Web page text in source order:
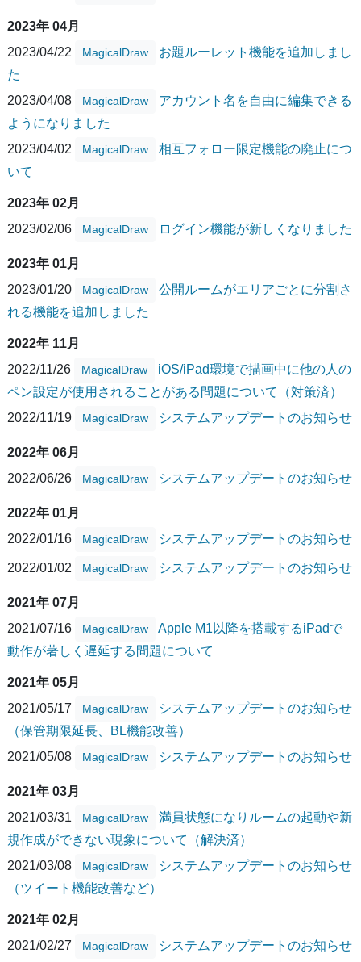
2023年 04月
2023/04/22
MagicalDraw
お題ルーレット機能を追加しまし
た
2023/04/08
MagicalDraw
アカウント名を自由に編集できる
ようになりました
2023/04/02
MagicalDraw
相互フォロー限定機能の廃止につ
いて
2023年 02月
2023/02/06
MagicalDraw ログイン機能が新しくなりました
2023年 01月
2023/01/20
MagicalDraw
公開ルームがエリアごとに分割さ
れる機能を追加しました
2022年 11月
2022/11/26
MagicalDraw
iOS/iPad環境で描画中に他の人の
ペン設定が使用されることがある問題について（対策済）
2022/11/19
MagicalDraw システムアップデートのお知らせ
2022年 06月
2022/06/26
MagicalDraw システムアップデートのお知らせ
2022年 01月
2022/01/16
MagicalDraw システムアップデートのお知らせ
2022/01/02 MagicalDraw システムアップデートのお知らせ
2021年 07月
2021/07/16
MagicalDraw
Apple M1以降を搭載するiPadで
動作が著しく遅延する問題について
2021年 05月
2021/05/17
MagicalDraw
システムアップデートのお知らせ
（保管期限延長、BL機能改善）
2021/05/08
MagicalDraw システムアップデートのお知らせ
2021年 03月
2021/03/31
MagicalDraw
満員状態になりルームの起動や新
規作成ができない現象について（解決済）
2021/03/08
MagicalDraw
システムアップデートのお知らせ
（ツイート機能改善など）
2021年 02月
2021/02/27
MagicalDraw システムアップデートのお知らせ